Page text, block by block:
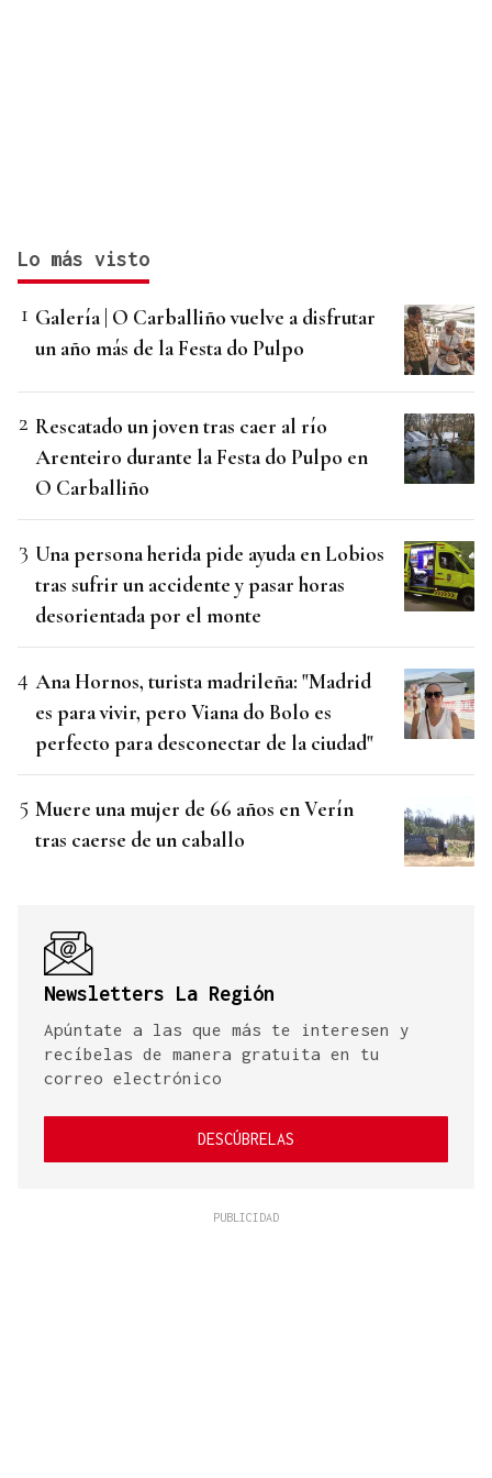
Lo más visto
Galería | O Carballiño vuelve a disfrutar
un año más de la Festa do Pulpo
Rescatado un joven tras caer al río
Arenteiro durante la Festa do Pulpo en
O Carballiño
Una persona herida pide ayuda en Lobios
tras sufrir un accidente y pasar horas
desorientada por el monte
Ana Hornos, turista madrileña: "Madrid
es para vivir, pero Viana do Bolo es
perfecto para desconectar de la ciudad"
Muere una mujer de 66 años en Verín
tras caerse de un caballo
Newsletters La Región
Apúntate a las que más te interesen y
recíbelas de manera gratuita en tu
correo electrónico
DESCÚBRELAS